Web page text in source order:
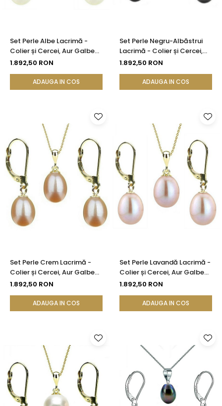
Set Perle Albe Lacrimă -
Colier și Cercei, Aur Galben
14K, Perle Naturale 5/8 mm |
1.892,50 RON
ADAUGA IN COS
Set Perle Negru-Albăstrui
Lacrimă - Colier și Cercei,
Aur Galben 14K, Perle
KASKADDA®
1.892,50 RON
ADAUGA IN COS
Set Perle Crem Lacrimă -
Colier și Cercei, Aur Galben
14K, Perle Naturale 5/8 mm |
1.892,50 RON
ADAUGA IN COS
Set Perle Lavandă Lacrimă -
Colier și Cercei, Aur Galben
14K, Perle Naturale 5/8 mm |
1.892,50 RON
ADAUGA IN COS